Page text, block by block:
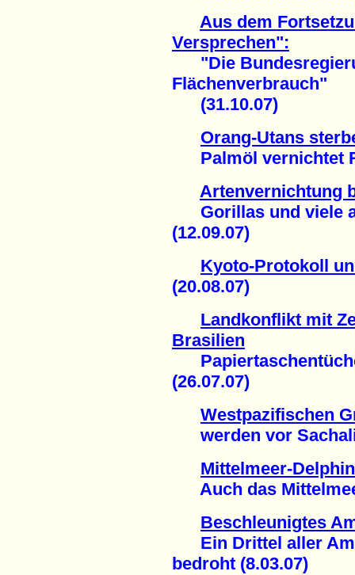
Aus dem
Versprechen":
"Die
Flächenverbrauch"
(31.10.07)
Orang-Utans
Palmöl vernichtet
Artenvernichtung
Gorillas und viele
(12.09.07)
Kyoto-Protokoll
(20.08.07)
Landkonflikt mit
Brasilien
(26.07.07)
Westpazifischen
werden vor
Mittelmeer-
Auch das
Beschleunigtes
Ein Drittel aller
bedroht (8.03.07)